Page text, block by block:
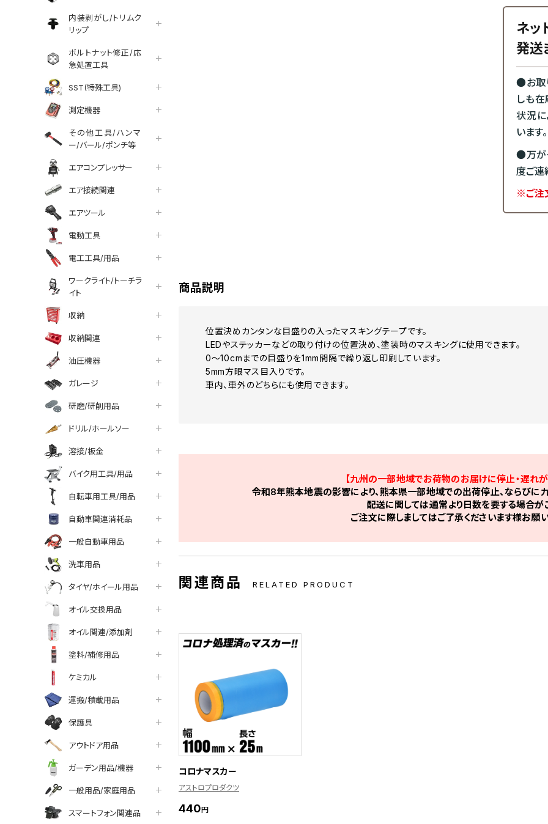
内装剥がし/トリムク
リップ
ボルトナット修正/応
急処置工具
SST(特殊工具)
測定機器
その他工具/ハンマ
ー/バール/ポンチ等
エアコンプレッサー
エア接続関連
エアツール
電動工具
電工工具/用品
ワークライト/トーチラ
イト
収納
収納関連
油圧機器
ガレージ
研磨/研削用品
ドリル/ホールソー
溶接/板金
バイク用工具/用品
自転車用工具/用品
自動車関連消耗品
一般自動車用品
洗車用品
タイヤ/ホイール用品
オイル交換用品
オイル関連/添加剤
塗料/補修用品
ケミカル
運搬/積載用品
保護具
アウトドア用品
ガーデン用品/機器
一般用品/家庭用品
スマートフォン関連品
ネッ
発送
●お取
しも
状況に
います。
●万が
度ご連
※ご注
facebook
line
商品説明
位置決めカンタンな目盛りの入ったマスキングテープです。
LEDやステッカーなどの取り付けの位置決め、塗装時のマスキングに使用できます。
0～10cmまでの目盛りを1mm間隔で繰り返し印刷しています。
5mm方眼マス目入りです。
車内、車外のどちらにも使用できます。
【九州の一部地域でお荷物のお届けに停止・遅れが
令和8年熊本地震の影響により、熊本県一部地域での出荷停止、ならびに
配送に関しては通常より日数を要する場合が
ご注文に際しましてはご了承くださいます様お願
関連商品 RELATED PRODUCT
コロナマスカー
アストロプロダクツ
440円